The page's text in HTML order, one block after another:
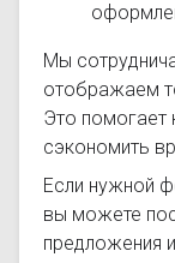
Мы
отображаем
Это помогает
сэкономить
Если нужной
вы можете
предложения